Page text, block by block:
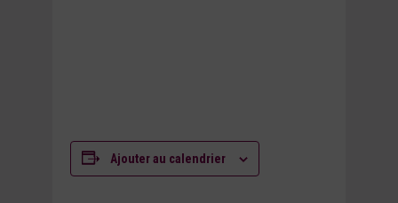
Ajouter au calendrier